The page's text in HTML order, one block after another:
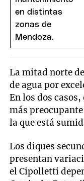
La mitad norte
de agua por
En los dos
más
la que está
Los diques
presentan
el Cipolletti